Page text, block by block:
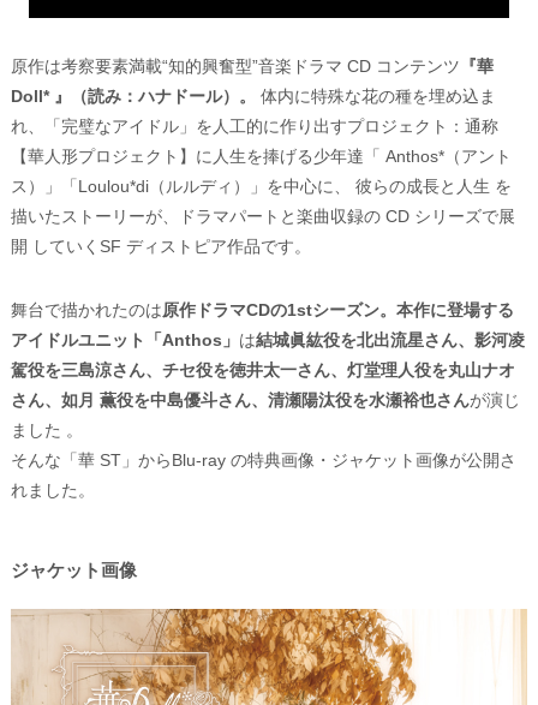
原作は考察要素満載“知的興奮型”音楽ドラマ CD コンテンツ 『華
Doll* 』（読み：ハナドール）。 体内に特殊な花の種を埋め込ま
れ、「完璧なアイドル」を人工的に作り出すプロジェクト：通称
【華人形プロジェクト】に人生を捧げる少年達「 Anthos*（アント
ス）」「Loulou*di（ルルディ）」を中心に、 彼らの成長と人生 を
描いたストーリーが、ドラマパートと楽曲収録の CD シリーズで展
開 していくSF ディストピア作品です。
舞台で描かれたのは原作ドラマCDの1stシーズン。本作に登場する
アイドルユニット「Anthos」 は結城眞紘役を北出流星さん、影河凌
駕役を三島涼さん、チセ役を徳井太一さん、灯堂理人役を丸山ナオ
さん、如月 薫役を中島優斗さん、清瀬陽汰役を水瀬裕也さんが演じ
ました 。
そんな「華 ST」からBlu-ray の特典画像・ジャケット画像が公開さ
れました。
ジャケット画像